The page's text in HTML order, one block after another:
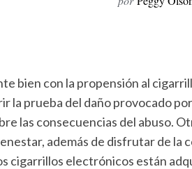
bien con la propensión al
la prueba del daño provocado
las consecuencias del abuso.
además de disfrutar de la
cigarrillos electrónicos están